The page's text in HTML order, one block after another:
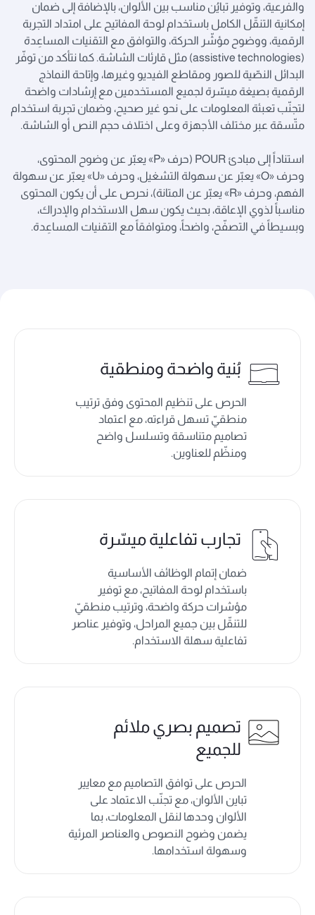
والفرعية، وتوفير تبايُن مناسب بين الألوان، بالإضافة إلى ضمان
إمكانية التنقّل الكامل باستخدام لوحة المفاتيح على امتداد التجربة
الرقمية، ووضوح مؤشّر الحركة، والتوافق مع التقنيات المساعِدة
(assistive technologies) مثل قارئات الشاشة. كما نتأكد من توفّر
البدائل النصّية للصور ومقاطع الفيديو وغيرها، وإتاحة النماذج
الرقمية بصيغة ميسّرة لجميع المستخدمين مع إرشادات واضحة
لتجنّب تعبئة المعلومات على نحو غير صحيح، وضمان تجربة استخدام
متّسقة عبر مختلف الأجهزة وعلى اختلاف حجم النص أو الشاشة.
استناداً إلى مبادئ POUR (حرف «P» يعبّر عن وضوح المحتوى،
وحرف «O» يعبّر عن سهولة التشغيل، وحرف «U» يعبّر عن سهولة
الفهم، وحرف «R» يعبّر عن المتانة)، نحرص على أن يكون المحتوى
مناسباً لذوي الإعاقة، بحيث يكون سهل الاستخدام والإدراك،
وبسيطاً في التصفّح، واضحاً، ومتوافقاً مع التقنيات المساعِدة.
بُنية واضحة ومنطقية
الحرص على تنظيم المحتوى وفق ترتيب
منطقيّ تسهل قراءته، مع اعتماد
تصاميم متناسقة وتسلسل واضح
ومنظّم للعناوين.
تجارب تفاعلية ميسّرة
ضمان إتمام الوظائف الأساسية
باستخدام لوحة المفاتيح، مع توفير
مؤشرات حركة واضحة، وترتيب منطقيّ
للتنقّل بين جميع المراحل، وتوفير عناصر
تفاعلية سهلة الاستخدام.
تصميم بصري ملائم
للجميع
الحرص على توافق التصاميم مع معايير
تباين الألوان، مع تجنّب الاعتماد على
الألوان وحدها لنقل المعلومات، بما
يضمن وضوح النصوص والعناصر المرئية
وسهولة استخدامها.